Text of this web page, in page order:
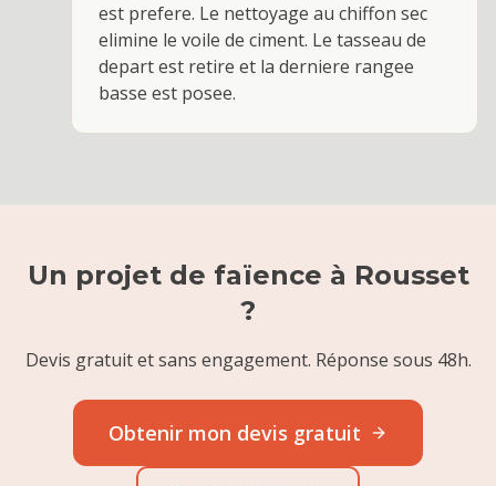
est prefere. Le nettoyage au chiffon sec
elimine le voile de ciment. Le tasseau de
depart est retire et la derniere rangee
basse est posee.
Un projet de faïence à Rousset
?
Devis gratuit et sans engagement. Réponse sous 48h.
Obtenir mon devis gratuit